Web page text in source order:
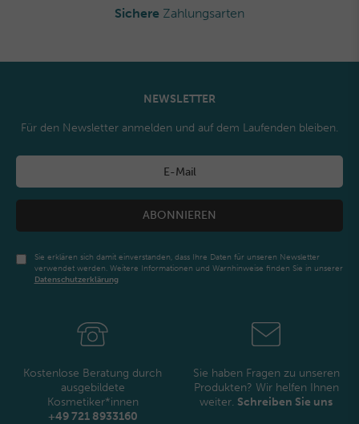
Sichere Zahlungsarten
NEWSLETTER
Für den Newsletter anmelden und auf dem Laufenden bleiben.
ABONNIEREN
Sie erklären sich damit einverstanden, dass Ihre Daten für unseren Newsletter
verwendet werden. Weitere Informationen und Warnhinweise finden Sie in unserer
Daten­schutz­erklärung
Kostenlose Beratung durch
ausgebildete
Kosmetiker*innen
+49 721 8933160
Sie haben Fragen zu unseren
Produkten? Wir helfen Ihnen
weiter. Schreiben Sie uns